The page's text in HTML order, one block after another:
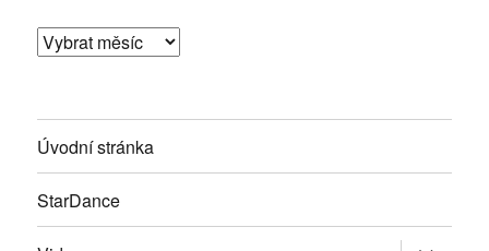
Archivy
Úvodní stránka
StarDance